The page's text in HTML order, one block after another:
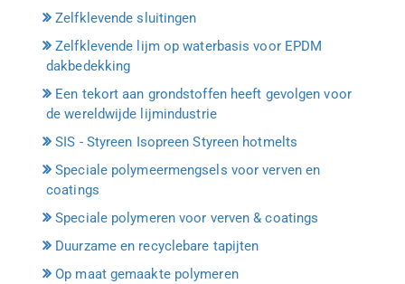
Zelfklevende sluitingen
Zelfklevende lijm op waterbasis voor EPDM
dakbedekking
Een tekort aan grondstoffen heeft gevolgen voor
de wereldwijde lijmindustrie
SIS - Styreen Isopreen Styreen hotmelts
Speciale polymeermengsels voor verven en
coatings
Speciale polymeren voor verven & coatings
Duurzame en recyclebare tapijten
Op maat gemaakte polymeren